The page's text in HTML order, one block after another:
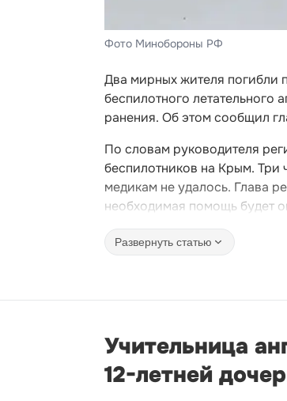
Фото Минобороны РФ
Два мирных жителя погибли
беспилотного летательного
ранения. Об этом сообщил
По словам руководителя
беспилотников на Крым. Три
медикам не удалось. Глава
необходимая помощь будет
Развернуть статью
Учительница
12-летней